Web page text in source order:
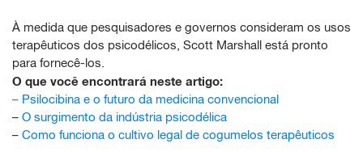
À medida que pesquisadores e governos consideram os usos
terapêuticos dos psicodélicos, Scott Marshall está pronto
para fornecê-los.
O que você encontrará neste artigo:
– Psilocibina e o futuro da medicina convencional
– O surgimento da indústria psicodélica
– Como funciona o cultivo legal de cogumelos terapêuticos